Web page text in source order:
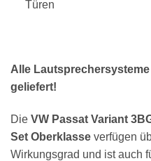
Türen
Alle
geliefert!
Die VW Passat Variant
Set Oberklasse verfügen
Wirkungsgrad und ist auch